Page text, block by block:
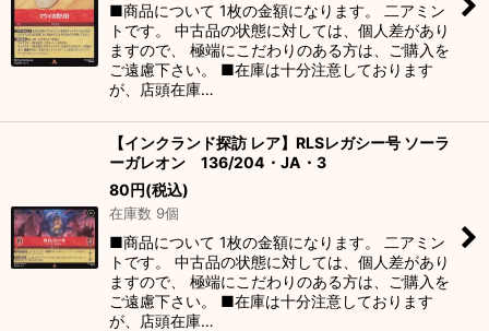
■商品について 1枚の金額になります。 二アミン
トです。 中古品の状態に対しては、個人差があり
ますので、 極端にこだわりのある方は、ご購入を
ご遠慮下さい。 ■在庫は十分注意しております
が、店頭在庫…
【インクランド探訪 レア】RLSレガシー号 ソーラ
ーガレオン 136/204・JA・3
80円(税込)
在庫数 9個
■商品について 1枚の金額になります。 二アミン
トです。 中古品の状態に対しては、個人差があり
ますので、 極端にこだわりのある方は、ご購入を
ご遠慮下さい。 ■在庫は十分注意しております
が、店頭在庫…